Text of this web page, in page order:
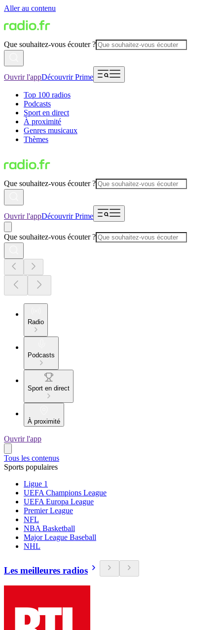
Aller au contenu
Que souhaitez-vous écouter ?
Ouvrir l'appDécouvrir Prime
Top 100 radios
Podcasts
Sport en direct
À proximité
Genres musicaux
Thèmes
Que souhaitez-vous écouter ?
Ouvrir l'appDécouvrir Prime
Que souhaitez-vous écouter ?
Radio
Podcasts
Sport en direct
À proximité
Ouvrir l'app
Tous les contenus
Sports populaires
Ligue 1
UEFA Champions League
UEFA Europa League
Premier League
NFL
NBA Basketball
Major League Baseball
NHL
Les meilleures radios